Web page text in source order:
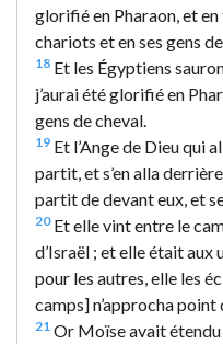
glorifié en Pharaon, et en
chariots et en ses gens
18 Et les Égyptiens
j’aurai été glorifié en
gens de cheval.
19 Et l’Ange de Dieu qui
partit, et s’en alla
partit de devant eux, et
20Et elle vint entre le
d’Israël ; et elle était aux
pour les autres, elle les
camps] n’approcha point
21 Or Moïse avait étendu